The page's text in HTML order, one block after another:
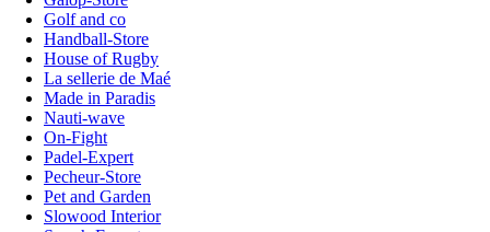
Golf and co
Handball-Store
House of Rugby
La sellerie de Maé
Made in Paradis
Nauti-wave
On-Fight
Padel-Expert
Pecheur-Store
Pet and Garden
Slowood Interior